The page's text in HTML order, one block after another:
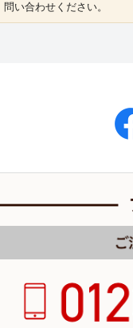
問い合わせください。